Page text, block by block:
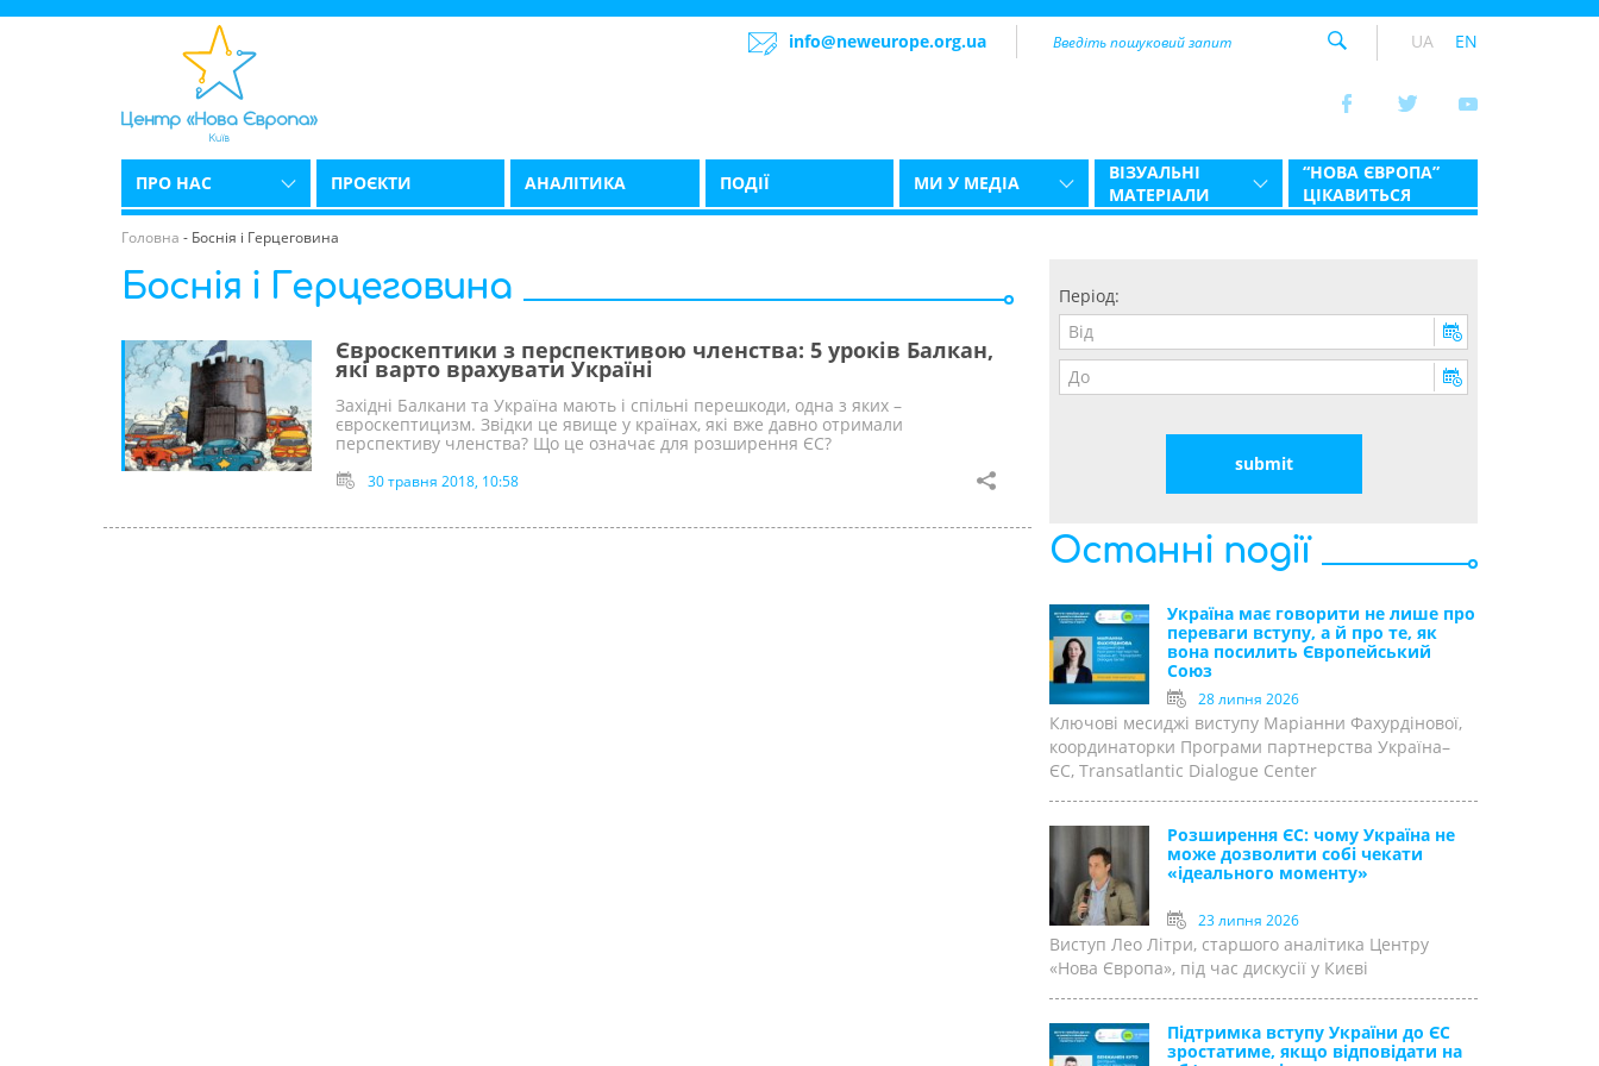
info@neweurope.org.ua UA EN
ПРО НАС ПРОЄКТИ АНАЛІТИКА ПОДІЇ МИ У МЕДІА
ВІЗУАЛЬНІ
МАТЕРІАЛИ
“НОВА ЄВРОПА”
ЦІКАВИТЬСЯ
Головна - Боснія і Герцеговина
Боснія і Герцеговина
Євроскептики з перспективою членства: 5 уроків Балкан,
які варто врахувати Україні
Західні Балкани та Україна мають і спільні перешкоди, одна з яких –
євроскептицизм. Звідки це явище у країнах, які вже давно отримали
перспективу членства? Що це означає для розширення ЄС?
30 травня 2018, 10:58
Період:
Останні події
Україна має говорити не лише про
переваги вступу, а й про те, як
вона посилить Європейський
Союз
28 липня 2026
Ключові месиджі виступу Маріанни Фахурдінової,
координаторки Програми партнерства Україна–
ЄС, Transatlantic Dialogue Center
Розширення ЄС: чому Україна не
може дозволити собі чекати
«ідеального моменту»
23 липня 2026
Виступ Лео Літри, старшого аналітика Центру
«Нова Європа», під час дискусії у Києві
Підтримка вступу України до ЄС
зростатиме, якщо відповідати на